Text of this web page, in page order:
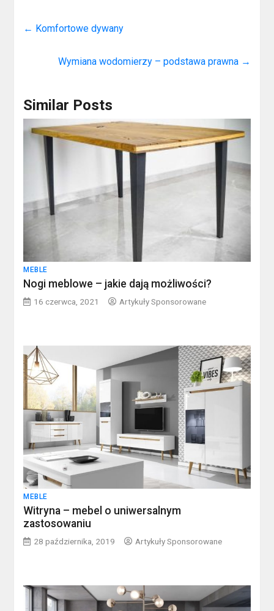
← Komfortowe dywany
Wymiana wodomierzy – podstawa prawna →
Similar Posts
MEBLE
Nogi meblowe – jakie dają możliwości?
16 czerwca, 2021 Artykuły Sponsorowane
MEBLE
Witryna – mebel o uniwersalnym
zastosowaniu
28 października, 2019 Artykuły Sponsorowane